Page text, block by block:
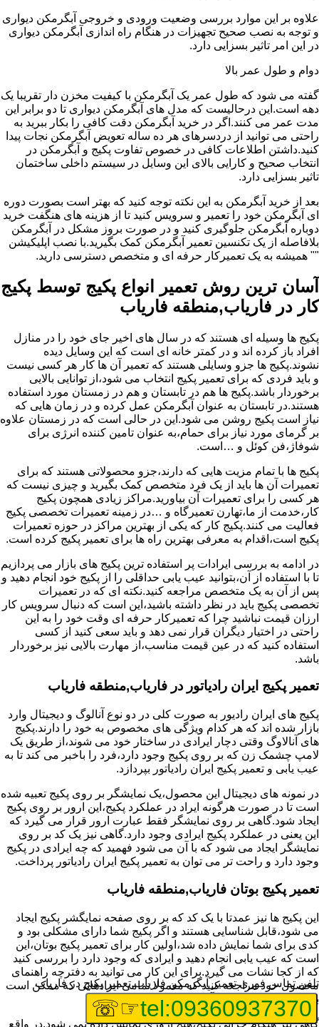
علاوه بر این موارد بررسی وضعیت ورودی و خروجی آبگرمکن دیواری
و توجه به نصب صحیح تجهیزات در هنگام راه اندازی آبگرمکن دیواری
در این امر تاثیر بسزایی دارد.
دوام و طول عمر بالا
گفته می شود که طول عمر یک آبگرمکن با کیفیت مخزن دار تقریبا یک
دهه است.این درحالیست که مدل های آبگرمکن دیواری تا دو برابر این
مدت عمر می کنند.اگر در خرید آبگرمکن دقت کافی را بکار ببرید به
راحتی می توانید از دردسرهای هر ده ساله تعویض آبگرمکن نجات پیدا
کنید.داشتن اطلاعات کافی در خصوص تفاوت پکیج و آبگرمکن در
انتخاب صحیح و کارایی بالای این وسایل در سیستم داخلی ساختمان
تاثیر بسزایی دارد.
بعد از خرید آبگرمکن به این نکته توجه کنید که بهتر است بصورت دوره
ای آبگرمکن خود را تعمیر و سرویس کنید تا از هزینه های هنگفت خرید
دوباره آبگرمکن جلوگیری کنید و در صورت بروز مشکل در آبگرمکن
بلافاصله از یک تکنسین تعمیر آبگرمکن کمک بگیرید.با نصب اپلیکیشن
"" همیشه به یک تعمیرکار حرفه ای و متخصص دسترسی دارید.
آسان ترین روش تعمیر انواع پکیج توسط پکیج
کار در فاریاب,منطقه فاریاب
پکیج ها وسیله ای هستند که در سال های اخیر جای خود را در منازل
افراد باز کرده اند و در کمتر خانه ای است که این وسایل دیده
نشوند.پکیج ها جزو وسایلی هستند که تعمیر آن ها کار هر کسی نیست
و باید فردی که برای تعمیر پکیج انتخاب می شود،از توانایی بالایی
برخوردار باشد.پکیج ها هم در تابستان و هم در زمستان مورد استفاده
هستند.در تابستان به عنوان آبگرمکن عمل کرده و در زمان هایی که
نیاز است پکیج روشن می شود.این در حالی است که در زمستان علاوه
بر گرمای مورد نیاز برای حمام،به عنوان تامین کننده انرژی برای
شوفاژ،فن کوئل و …است.
پکیج ها با تمام مزیت هایی که دارند،جزو محصولاتی هستند که برای
تعمیرات آن ها باید از یک فرد متخصص کمک بگیرید و چیزی نیست که
هر کسی را برای تعمیرات آن بیاورید.مراکز زیادی همچون پکیج
کار،خدمت از ما،تهارن تعمیرگاه و …در زمینه تعمیرات تخصصی پکیج
فعالیت می کنند.پکیج کار که یکی از بهترین مراکز در حوزه تعمیرات
پکیج است،اقدام به معرفی بهترین راه ها برای تعمیر پکیج کرده است.
در ادامه به بررسی ایرادات پر استفاده ترین پکیج های بازار می پردازیم
تا با استفاده از آن،بتوانید عیب یابی حداقلی را از پکیج خود انجام دهید و
پس از آن به یک متخصص مراجعه کنید.نکته ای که در تعمیرات
تخصصی پکیج باید در نظر داشته باشید،این است که دنبال سرویس کار
ارزان قیمت نباشید چرا که تعمیرکار حرفه ای وقت خود را به این
راحتی در اختیار دیگران قرار نمی دهد و باید سعی کنید از کسی
استفاده کنید که در عین قیمت مناسب،از مهارت بالایی نیز برخوردار
باشد.
تعمیر پکیج ایران رادیاتور در فاریاب,منطقه فاریاب
پکیج های ایران رادیور به صورت کلی در دو نوع آنالوگ و دیجیتال وارد
بازار شده اند که هر کدام ویژگی های مخصوص به خود را دارند.پکیج
های آنالاوگ وقتی دچار ایرادی در ساختار خود می شوند،از طریق یک
لامپ چشمک زن که بر روی پکیج وجود دارد،فرد را باخبر می کند تا به
عیب یابی و تعمیر پکیج ایران رادیاتور بپردازد.
در نمونه های دیجیتال این محصول،یک نمایشگر بر روی پکیج تعبیه شده
است تا در صورت هرگونه ایراد در عملکرد پکیج،این ارور بر روی پکیج
ایجاد شود.گاهی بر روی نمایشگر فقط عبارت ارور قرار می گیرد که
این یعنی در عملکرد پکیج ایرادی وجود دارد.گاهی نیز یک کد بر روی
نمایشگر ایجاد می شود که با آن می شود فهمید که چه ایرادی در پکیج
وجود دارد و راحت تر می توان به تعمیر پکیج ایران رادیاتور پرداخت.
تعمیر پکیج بوتان فاریاب,منطقه فاریاب
این پکیج ها نیز عمدتا با یک کد که بر روی صفحه نمایگشر پکیج ایجاد
می شود،قابل شناسایی هستند و اگر پکیج شما دارای مشکلی بود و
کدی برای شما نمایش داده شد،اولین کار برای تعمیر پکیج بوتان،این
است که عیب یابی انجام دهید و ایرادی که وجود دارد را بررسی کنید
که از کجا نشات می گیرد.برای این کار می توانید به دفترچه راهنمای
محصول خود مراجعه کنید که معمولا تمامی ایرادهایی که ممکن است
برای پکیج پیش بیاید در آن قرار گرفته است.
گاهی نیز هنگام خرابی پکیج،هیچ اروری نمایش داده نمی شود.در واقع
تلفن تماس فوریتعمیر آبگرمکن فاریاب,تعمیر پکیج در فاریاب
tel:09360937370
☞☏